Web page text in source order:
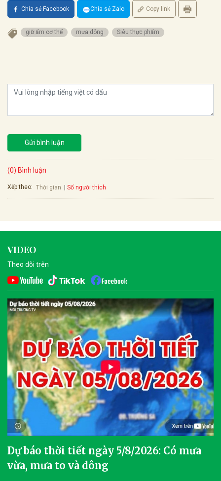
Chia sẻ Facebook Chia sẻ Zalo Copy link
giữ ấm cơ thể mưa dông Siêu thực phẩm
Gửi bình luận
(0) Bình luận
Xếp theo: Thời gian Số người thích
VIDEO
Theo dõi trên
Dự báo thời tiết ngày 5/8/2026: Có mưa
vừa, mưa to và dông